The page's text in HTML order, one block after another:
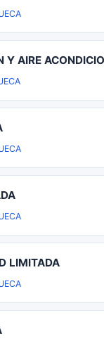
Y AIRE
LIMITADA